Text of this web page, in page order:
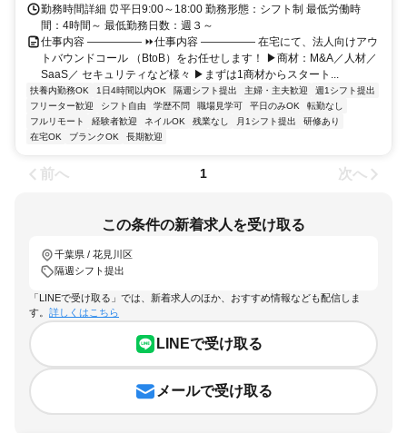
勤務時間詳細 ⏰平日9:00～18:00 勤務形態：シフト制 最低労働時
間：4時間～ 最低勤務日数：週３～
仕事内容 ――――― ⏩仕事内容 ――――― 在宅にて、法人向けアウ
トバウンドコール （BtoB）をお任せします！ ▶商材：M&A／人材／
SaaS／ セキュリティなど様々 ▶まずは1商材からスタート...
扶養内勤務OK 1日4時間以内OK 隔週シフト提出 主婦・主夫歓迎
週1シフト提出
フリーター歓迎
シフト自由 学歴不問 職場見学可 平日のみOK
転勤なし
フルリモート
経験者歓迎 ネイルOK 残業なし 月1シフト提出
研修あり
在宅OK
ブランクOK 長期歓迎
前へ 1 次へ
この条件の新着求人を受け取る
千葉県 / 花見川区
隔週シフト提出
「LINEで受け取る」では、新着求人のほか、おすすめ情報なども配信しま
す。 詳しくはこちら
LINEで受け取る
メールで受け取る